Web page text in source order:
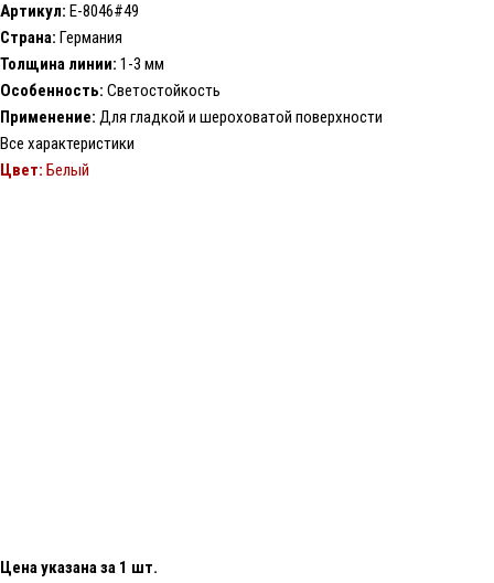
Артикул: E-8046#49
Страна: Германия
Толщина линии: 1-3 мм
Особенность: Светостойкость
Применение: Для гладкой и шероховатой поверхности
Все характеристики
Цвет: Белый
Цена указана за 1 шт.